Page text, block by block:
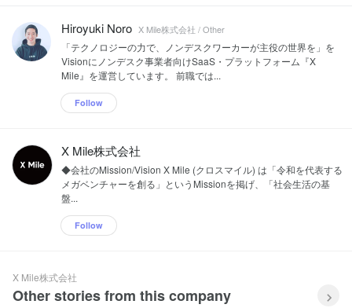
Hiroyuki Noro X Mile株式会社 / Other
「テクノロジーの力で、ノンデスクワーカーが主役の世界を」を
Visionにノンデスク事業者向けSaaS・プラットフォーム『X
Mile』を運営しています。 前職では...
Follow
X Mile株式会社
◆会社のMission/Vision X Mile (クロスマイル) は「令和を代表する
メガベンチャーを創る」というMissionを掲げ、「社会生活の基
盤...
Follow
X Mile株式会社
Other stories from this company